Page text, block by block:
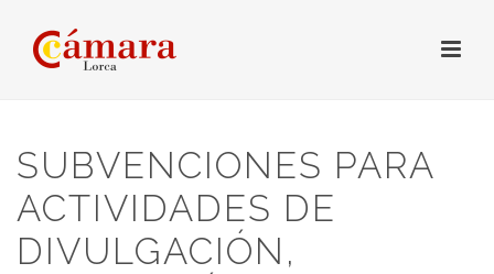
SUBVENCIONES PARA
ACTIVIDADES DE
DIVULGACIÓN,